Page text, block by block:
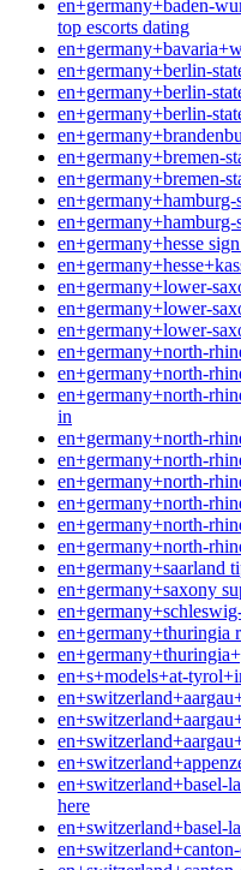
en+germany+baden-
top escorts dating
en+germany+berlin-
en+germany+berlin-
en+germany+berlin-
en+germany+bremen-
en+germany+bremen-
en+germany+hamburg-
en+germany+hamburg-
en+germany+hesse
en+germany+lower-
en+germany+lower-
en+germany+lower-
en+germany+north-
en+germany+north-
en+germany+north-
in
en+germany+north-
en+germany+north-
en+germany+north-
en+germany+north-
en+germany+north-
en+germany+north-
en+germany+saarland
en+germany+saxony
en+germany+thuringia
en+s+models+at-
en+switzerland+basel-
here
en+switzerland+basel-